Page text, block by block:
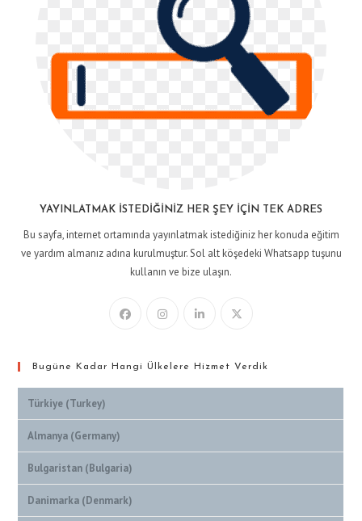
YAYINLATMAK İSTEDIĞINIZ HER ŞEY İÇIN TEK ADRES
Bu sayfa, internet ortamında yayınlatmak istediğiniz her konuda eğitim
ve yardım almanız adına kurulmuştur. Sol alt köşedeki Whatsapp tuşunu
kullanın ve bize ulaşın.
Bugüne Kadar Hangi Ülkelere Hizmet Verdik
Türkiye (Turkey)
Almanya (Germany)
Bulgaristan (Bulgaria)
Danimarka (Denmark)